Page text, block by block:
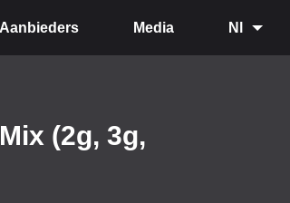
Aanbieders Media Nl
(2g, 3g,